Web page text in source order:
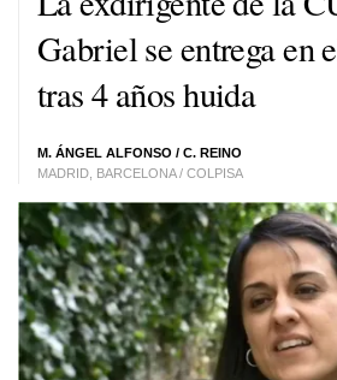
Gabriel se entrega en
tras 4 años huida
M. ÁNGEL ALFONSO / C. REINO
MADRID, BARCELONA / COLPISA